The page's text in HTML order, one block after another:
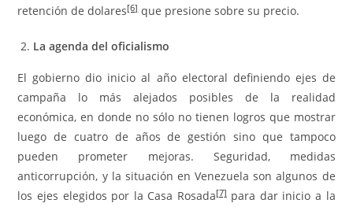
retención de dolares[6]que presione sobre su precio.
La agenda del oficialismo
El gobierno dio inicio al año electoral definiendo ejes de
campaña lo más alejados posibles de la realidad
económica, en donde no sólo no tienen logros que mostrar
luego de cuatro de años de gestión sino que tampoco
pueden prometer mejoras. Seguridad, medidas
anticorrupción, y la situación en Venezuela son algunos de
los ejes elegidos por la Casa Rosada[7]para dar inicio a la